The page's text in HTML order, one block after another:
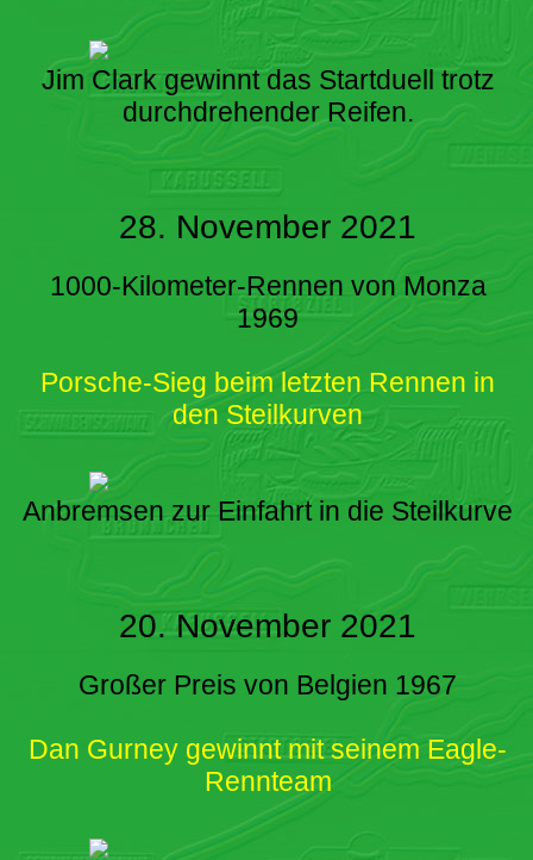
Jim Clark gewinnt das Startduell trotz
durchdrehender Reifen.
28. November 2021
1000-Kilometer-Rennen von Monza
1969
Porsche-Sieg beim letzten Rennen in
den Steilkurven
Anbremsen zur Einfahrt in die Steilkurve
20. November 2021
Großer Preis von Belgien 1967
Dan Gurney gewinnt mit seinem Eagle-
Rennteam